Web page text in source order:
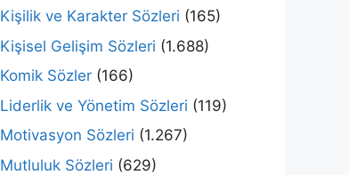
Kişilik ve Karakter Sözleri (165)
Kişisel Gelişim Sözleri (1.688)
Komik Sözler (166)
Liderlik ve Yönetim Sözleri (119)
Motivasyon Sözleri (1.267)
Mutluluk Sözleri (629)